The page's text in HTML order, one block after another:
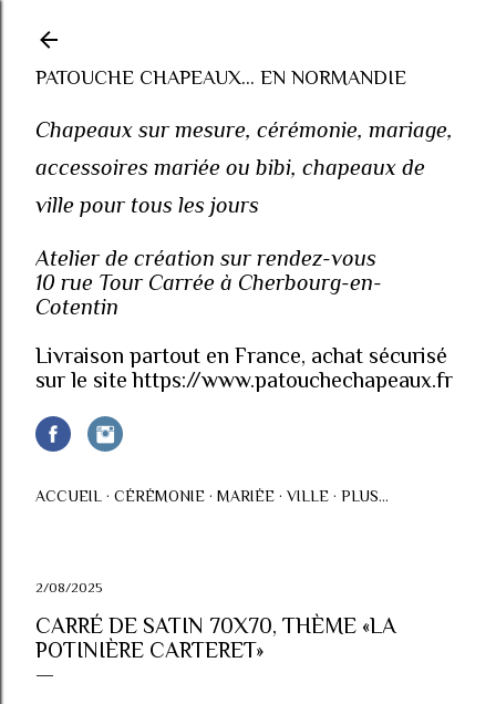
PATOUCHE CHAPEAUX... EN NORMANDIE
Chapeaux sur mesure, cérémonie, mariage,
accessoires mariée ou bibi, chapeaux de
ville pour tous les jours
Atelier de création sur rendez-vous
10 rue Tour Carrée à Cherbourg-en-
Cotentin
Livraison partout en France, achat sécurisé
sur le site https://www.patouchechapeaux.fr
ACCUEIL CÉRÉMONIE MARIÉE VILLE PLUS…
2/08/2025
CARRÉ DE SATIN 70X70, THÈME «LA
POTINIÈRE CARTERET»